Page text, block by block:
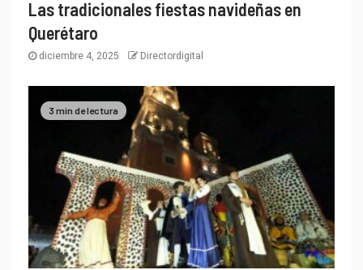
Las tradicionales fiestas navideñas en
Querétaro
diciembre 4, 2025 Directordigital
3 min de lectura